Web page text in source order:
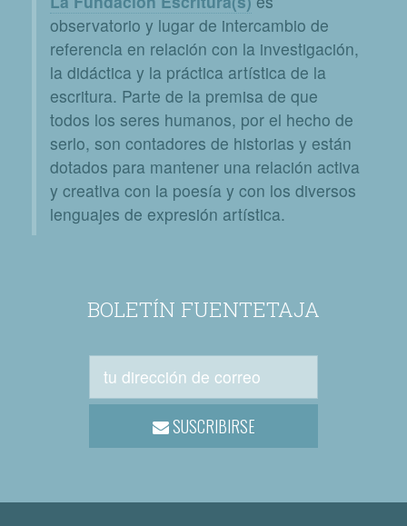
observatorio y lugar de intercambio de
referencia en relación con la investigación,
la didáctica y la práctica artística de la
escritura. Parte de la premisa de que
todos los seres humanos, por el hecho de
serlo, son contadores de historias y están
dotados para mantener una relación activa
y creativa con la poesía y con los diversos
lenguajes de expresión artística.
BOLETÍN FUENTETAJA
SUSCRIBIRSE